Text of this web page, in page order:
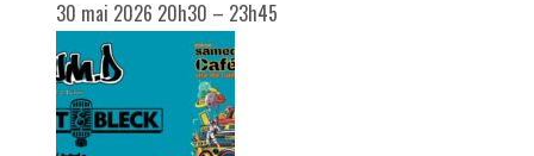
30 mai 2026 20h30 – 23h45